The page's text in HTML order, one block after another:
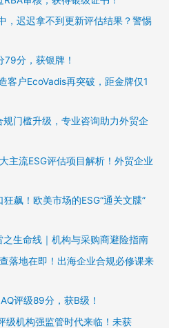
，迟迟拿不到更新评估结果？警惕
79分，获银牌！
户EcoVadis再突破，距金牌仅1
规门槛升级，专业咨询助力外贸企
主流ESG评估项目解析！外贸企业
飙！欧美市场的ESG“通关文牒”
之生命线｜机构与采购商避险指南
落地在即！出海企业合规必修课来
评级89分，获B级！
级机构强监管时代来临！未获